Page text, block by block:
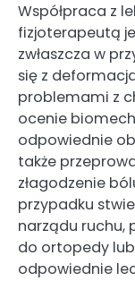
Współpraca z
fizjoterapeutą
zwłaszcza w
się z
problemami z
ocenie
odpowiednie
także
złagodzenie
przypadku
narządu ruchu,
do ortopedy
odpowiednie